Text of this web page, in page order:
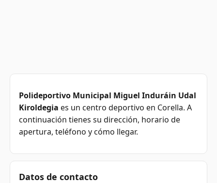
Polideportivo Municipal Miguel Induráin Udal
Kiroldegia es un centro deportivo en Corella. A
continuación tienes su dirección, horario de
apertura, teléfono y cómo llegar.
Datos de contacto